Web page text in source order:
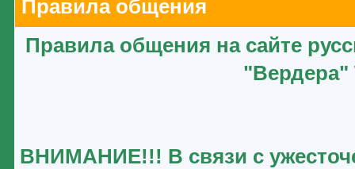
Правила общения
Правила общения на сайте
"Вердера"
ВНИМАНИЕ!!! В связи с